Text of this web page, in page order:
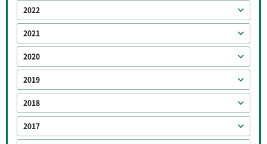
2022
2021
2020
2019
2018
2017